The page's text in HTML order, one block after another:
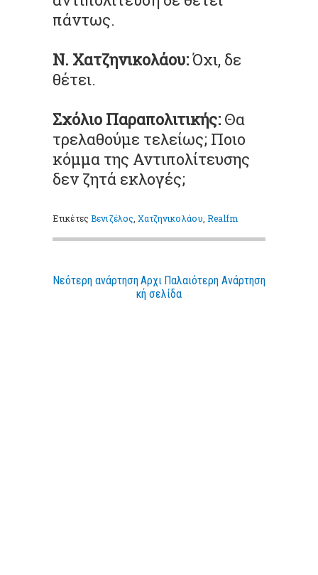
πάντως.
Ν. Χατζηνικολάου:Όχι, δε
θέτει.
Σχόλιο Παραπολιτικής: Θα
τρελαθούμε τελείως; Ποιο
κόμμα της Αντιπολίτευσης
δεν ζητά εκλογές;
ΕτικέτεςΒενιζέλος ,Χατζηνικολάου ,Realfm
Νεότερη ανάρτηση Παλαιότερη Ανάρτηση
Αρχι
κή σελίδα